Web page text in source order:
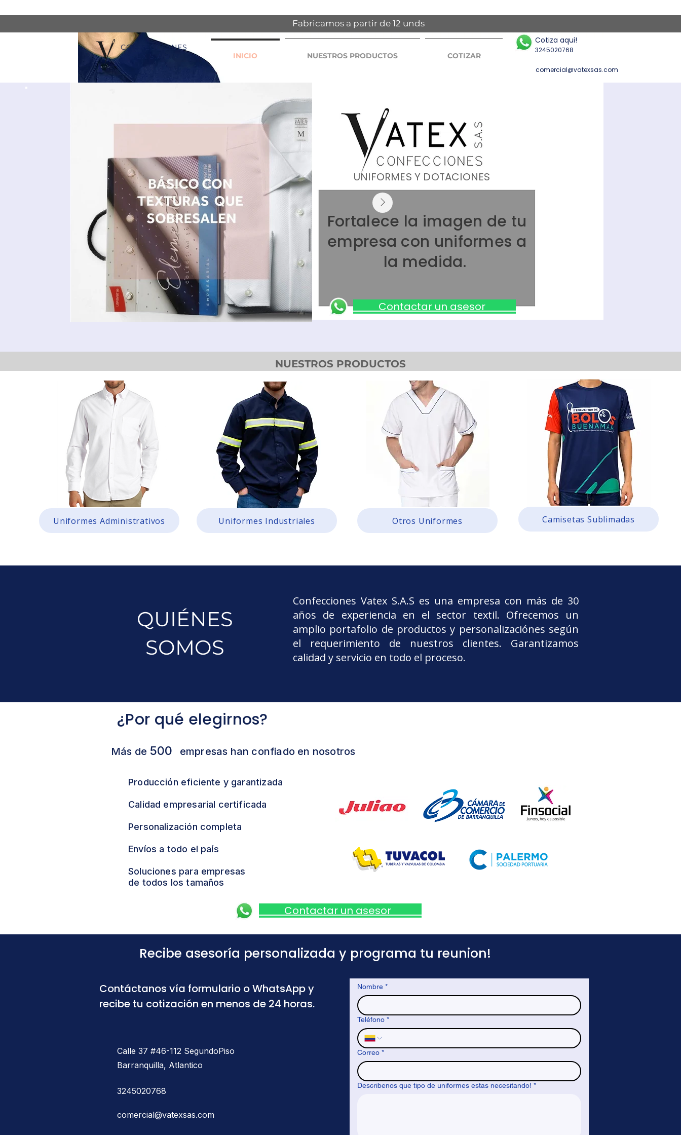
Fabricamos a partir de 12 unds
CONFECCIONES
VATEX S.A.S
INICIO NUESTROS PRODUCTOS COTIZAR
Cotiza aqui!
3245020768
comercial@vatexsas.com
Fortalece la imagen de tu
empresa con uniformes a
la medida.
UNIFORMES Y DOTACIONES
Contactar un asesor
NUESTROS PRODUCTOS
Uniformes Administrativos Uniformes Industriales Otros Uniformes Camisetas Sublimadas
QUIÉNES
SOMOS
Confecciones Vatex S.A.S es una empresa con más de 30
años de experiencia en el sector textil. Ofrecemos un
amplio portafolio de productos y personalizaciónes según
el requerimiento de nuestros clientes. Garantizamos
calidad y servicio en todo el proceso.
Más de 500 empresas han confiado en nosotros
¿Por qué elegirnos?
Producción eficiente y garantizada
Calidad empresarial certificada
Personalización completa
Envíos a todo el país
Soluciones para empresas
de todos los tamaños
Contactar un asesor
Recibe asesoría personalizada y programa tu reunion!
Contáctanos vía formulario o WhatsApp y
recibe tu cotización en menos de 24 horas.
Calle 37 #46-112 SegundoPiso
Barranquilla, Atlantico
3245020768
comercial@vatexsas.com
Nombre *
Teléfono *
Correo *
Describenos que tipo de uniformes estas necesitando! *